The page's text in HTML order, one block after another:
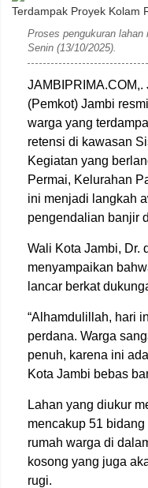
Proses pengukuran
Senin (13/10/2025).
JAMBIPRIMA.COM,.
(Pemkot) Jambi
warga yang
retensi di kawasan
Kegiatan yang
Permai, Kelurahan
ini menjadi langkah
pengendalian banjir
Wali Kota Jambi, Dr.
menyampaikan
lancar berkat
“Alhamdulillah, hari
perdana. Warga
penuh, karena ini
Kota Jambi bebas
Lahan yang diukur
mencakup 51
rumah warga di
kosong yang juga
rugi.